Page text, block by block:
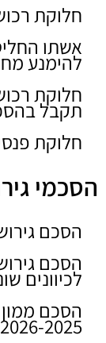
חלוקת רכוש
אשתו
להימנע
חלוקת
תקבל
חלוקת
הסכמי
הסכם
הסכם
לכיוונים
הסכם
2026-2025